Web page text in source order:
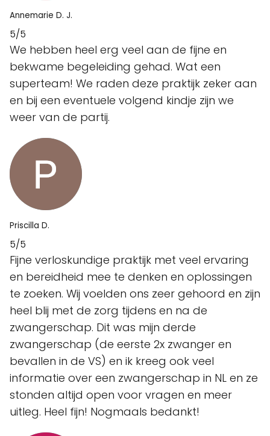
Annemarie D. J.
5/5
We hebben heel erg veel aan de fijne en
bekwame begeleiding gehad. Wat een
superteam! We raden deze praktijk zeker aan
en bij een eventuele volgend kindje zijn we
weer van de partij.
Priscilla D.
5/5
Fijne verloskundige praktijk met veel ervaring
en bereidheid mee te denken en oplossingen
te zoeken. Wij voelden ons zeer gehoord en zijn
heel blij met de zorg tijdens en na de
zwangerschap. Dit was mijn derde
zwangerschap (de eerste 2x zwanger en
bevallen in de VS) en ik kreeg ook veel
informatie over een zwangerschap in NL en ze
stonden altijd open voor vragen en meer
uitleg. Heel fijn! Nogmaals bedankt!